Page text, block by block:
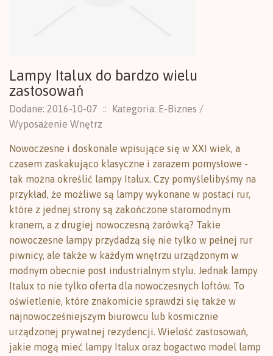
Lampy Italux do bardzo wielu
zastosowań
Dodane: 2016-10-07 ::
Kategoria: E-Biznes /
Wyposażenie Wnętrz
Nowoczesne i doskonale wpisujące się w XXI wiek, a
czasem zaskakująco klasyczne i zarazem pomysłowe -
tak można określić lampy Italux. Czy pomyślelibyśmy na
przykład, że możliwe są lampy wykonane w postaci rur,
które z jednej strony są zakończone staromodnym
kranem, a z drugiej nowoczesną żarówką? Takie
nowoczesne lampy przydadzą się nie tylko w pełnej rur
piwnicy, ale także w każdym wnętrzu urządzonym w
modnym obecnie post industrialnym stylu. Jednak lampy
Italux to nie tylko oferta dla nowoczesnych loftów. To
oświetlenie, które znakomicie sprawdzi się także w
najnowocześniejszym biurowcu lub kosmicznie
urządzonej prywatnej rezydencji. Wielość zastosowań,
jakie mogą mieć lampy Italux oraz bogactwo model lamp